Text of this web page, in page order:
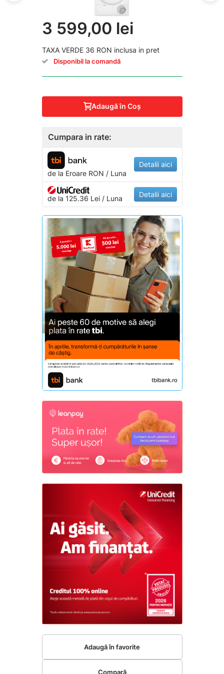
3 599,00 lei
TAXA VERDE 36 RON inclusa in pret
Disponibil la comandă
Adaugă în Coş
Cumpara in rate:
de la EroareRON / Luna
Detalii aici
de la 125.36 Lei / Luna Detalii aici
Adaugă în favorite
Compară